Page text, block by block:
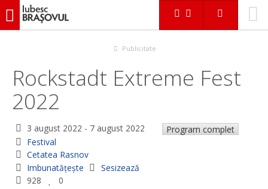
iubescbraşovul.ro
Rockstadt Extreme Fest 2022
Publicitate
Rockstadt Extreme Fest
2022
3 august 2022 - 7 august 2022
Program complet
Festival
Cetatea Rasnov
Imbunatățește
Sesizează
928
0